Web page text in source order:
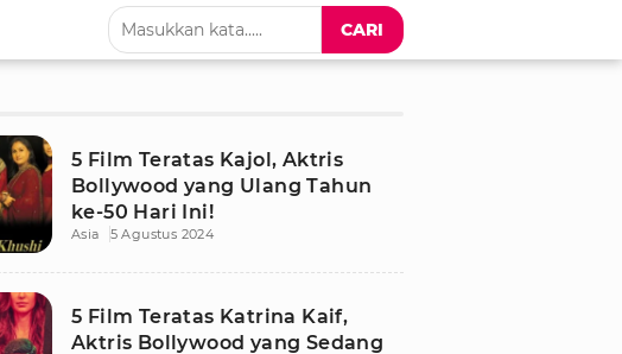
CARI
5 Film Teratas Kajol, Aktris
Bollywood yang Ulang Tahun
ke-50 Hari Ini!
Asia 5 Agustus 2024
5 Film Teratas Katrina Kaif,
Aktris Bollywood yang Sedang